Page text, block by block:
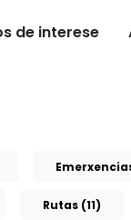
de interese
Rutas (11)